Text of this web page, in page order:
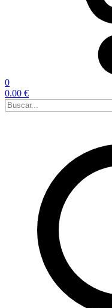
0
0.00 €